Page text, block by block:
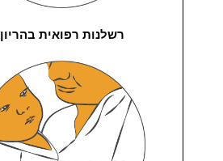
רשלנות רפואית בהריון